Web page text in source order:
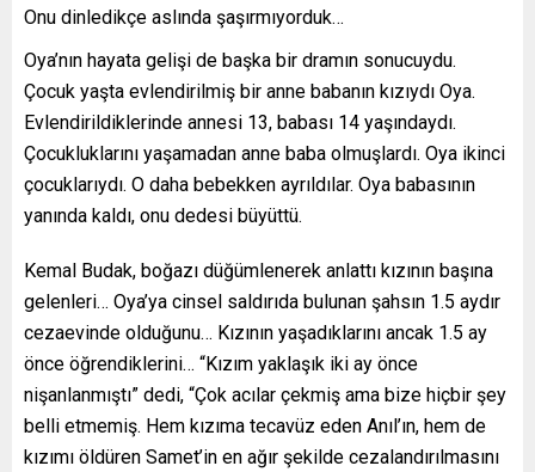
Onu dinledikçe aslında şaşırmıyorduk…
Oya’nın hayata gelişi de başka bir dramın sonucuydu.
Çocuk yaşta evlendirilmiş bir anne babanın kızıydı Oya.
Evlendirildiklerinde annesi 13, babası 14 yaşındaydı.
Çocukluklarını yaşamadan anne baba olmuşlardı. Oya ikinci
çocuklarıydı. O daha bebekken ayrıldılar. Oya babasının
yanında kaldı, onu dedesi büyüttü.
Kemal Budak, boğazı düğümlenerek anlattı kızının başına
gelenleri… Oya’ya cinsel saldırıda bulunan şahsın 1.5 aydır
cezaevinde olduğunu… Kızının yaşadıklarını ancak 1.5 ay
önce öğrendiklerini… “Kızım yaklaşık iki ay önce
nişanlanmıştı” dedi, “Çok acılar çekmiş ama bize hiçbir şey
belli etmemiş. Hem kızıma tecavüz eden Anıl’ın, hem de
kızımı öldüren Samet’in en ağır şekilde cezalandırılmasını